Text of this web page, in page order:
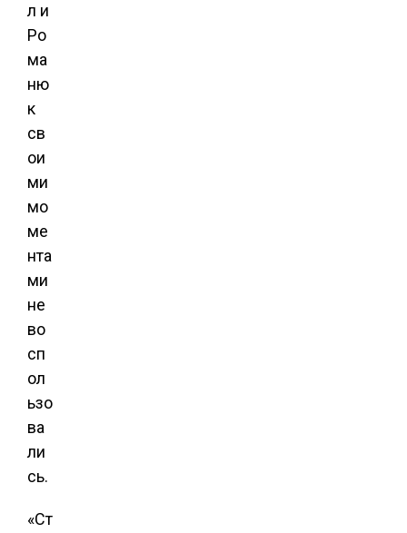
л и
Ро
ма
ню
к
св
ои
ми
мо
ме
нта
ми
не
во
сп
ол
ьзо
ва
ли
сь.
«Ст